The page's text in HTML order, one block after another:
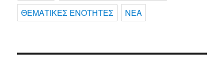
ΘΕΜΑΤΙΚΕΣ ΕΝΟΤΗΤΕΣ
ΝΕΑ